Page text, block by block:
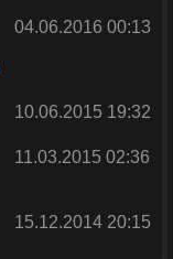
04.06.2016 00:13
10.06.2015 19:32
11.03.2015 02:36
15.12.2014 20:15